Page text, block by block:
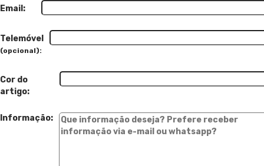
Email:
Telemóvel
(opcional):
Cor do
artigo:
Informação: